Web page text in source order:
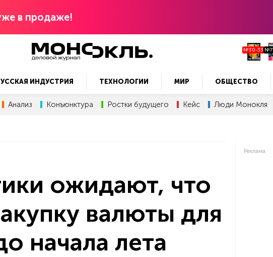
в продаже!
№30-33 №7
ИНДУСТРИЯ ТЕХНОЛОГИИ МИР ОБЩЕСТВО
Анализ Конъюнктура Ростки будущего Кейс Люди Монокля
ожидают, что
валюты для
начала лета
Реклама